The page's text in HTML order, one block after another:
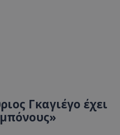
Γκαγιέγο έχει